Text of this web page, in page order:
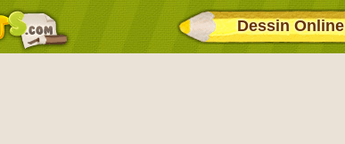
Dessin Online